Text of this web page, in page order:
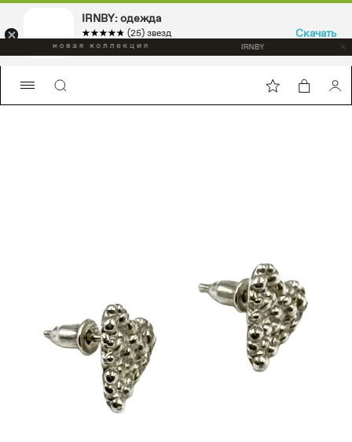
IRNBY: одежда
☆☆☆☆☆
★★★★★ (25) звезд
Sport & casual, аксессуары
Скачать